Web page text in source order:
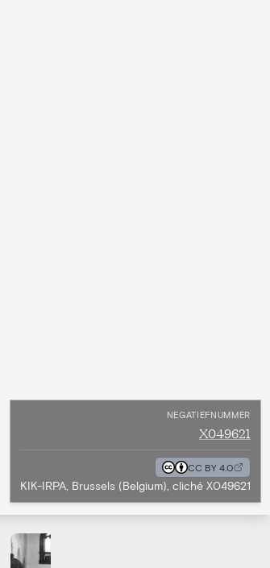
NEGATIEFNUMMER
X049621
CC BY 4.0
KIK-IRPA, Brussels (Belgium), cliché X049621